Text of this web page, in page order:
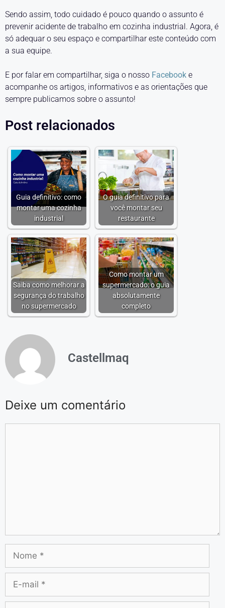
Sendo assim, todo cuidado é pouco quando o assunto é
prevenir acidente de trabalho em cozinha industrial. Agora, é
só adequar o seu espaço e compartilhar este conteúdo com
a sua equipe.
E por falar em compartilhar, siga o nosso Facebook e
acompanhe os artigos, informativos e as orientações que
sempre publicamos sobre o assunto!
Post relacionados
Guia definitivo: como
montar uma cozinha
industrial
O guia definitivo para
você montar seu
restaurante
Saiba como melhorar a
segurança do trabalho
no supermercado
Como montar um
supermercado: o guia
absolutamente
completo
Castellmaq
Deixe um comentário